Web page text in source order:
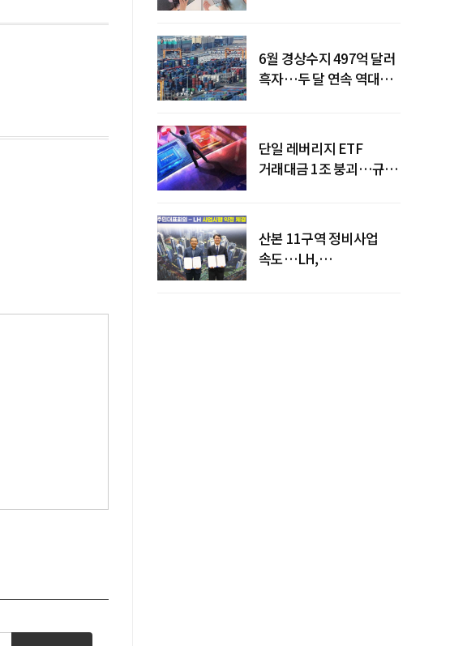
6월 경상수지 497억 달러
흑자…두 달 연속 역대
단일 레버리지 ETF
거래대금 1조 붕괴…규제
산본 11구역 정비사업
속도…LH,